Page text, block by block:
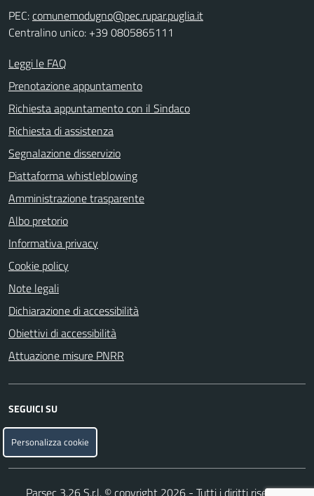
PEC:comunemodugno@pec.rupar.puglia.it
Centralino unico: +39 0805865111
Leggi le FAQ
Prenotazione appuntamento
Richiesta appuntamento con il Sindaco
Richiesta di assistenza
Segnalazione disservizio
Piattaforma whistleblowing
Amministrazione trasparente
Albo pretorio
Informativa privacy
Cookie policy
Note legali
Dichiarazione di accessibilità
Obiettivi di accessibilità
Attuazione misure PNRR
SEGUICI SU
Facebook Telegram
Parsec 3.26S.r.l. © copyright 2026 - Tutti i diritti riservati
Personalizza cookie